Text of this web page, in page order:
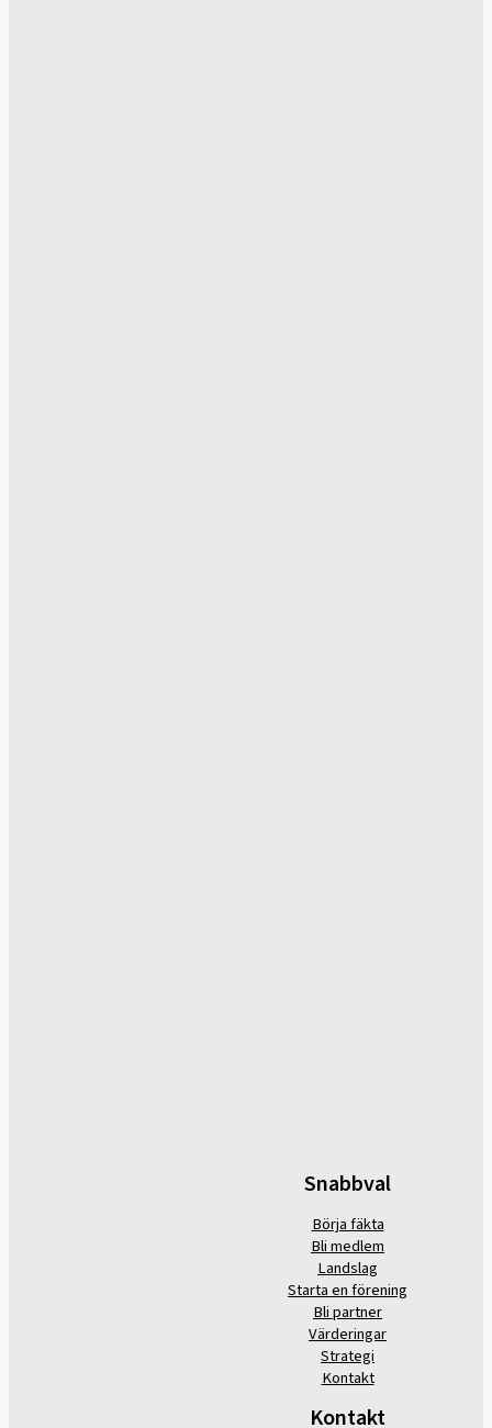
Snabbval
Börja fäkta
Bli medlem
Landslag
Starta en förening
Bli partner
Värderingar
Strategi
Kontakt
Kontakt